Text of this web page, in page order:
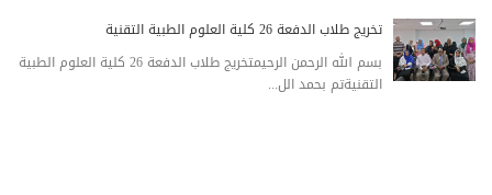
تخريج طلاب الدفعة 26 كلية العلوم الطبية التقنية
بسم الله الرحمن الرحيمتخريج طلاب الدفعة 26 كلية العلوم الطبية
التقنيةتم بحمد الل...